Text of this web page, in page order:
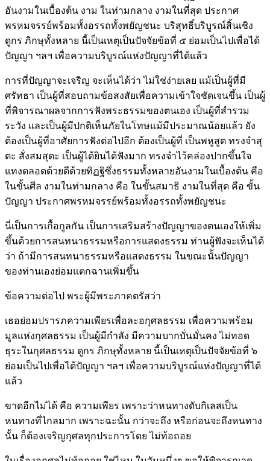
อันงามในเบื้องต้น งาม ในท่ามกลาง งามในที่สุด ประกาศ
พรหมจรรย์พร้อมทั้งอรรถทั้งพยัญชนะ บริสุทธิ์บริบูรณ์สิ้นเชิง
ดูกร ภิกษุทั้งหลาย นี้เป็นเหตุเป็นปัจจัยข้อที่ ๕ ย่อมเป็นไปเพื่อได้
ปัญญา ฯลฯ เพื่อความบริบูรณ์แห่งปัญญาที่ได้แล้ว
การที่ปัญญาจะเจริญ จะเห็นได้ว่า ไม่ใช่ง่ายเลย แม้เป็นผู้ที่มี
ศรัทธา เป็นผู้ที่สอบถามข้อสงสัยเพื่อความเข้าใจชัดเจนขึ้น เป็นผู้
ที่พิจารณาผลจากการฟังพระธรรมของตนเอง เป็นผู้ที่สำรวม
ระวัง และเป็นผู้มีปกติเห็นภัยในโทษแม้มีประมาณน้อยแล้ว ยัง
ต้องเป็นผู้ที่อาศัยการฟังต่อไปอีก ต้องเป็นผู้ที่ เป็นพหูสูต ทรงจำสุ
ตะ สั่งสมสุตะ เป็นผู้ได้ยินได้ฟังมาก ทรงจำไว้คล่องปากขึ้นใจ
แทงตลอดด้วยดีด้วยทิฏฐิซึ่งธรรมทั้งหลายอันงามในเบื้องต้น คือ
ในขั้นศีล งามในท่ามกลาง คือ ในขั้นสมาธิ งามในที่สุด คือ ขั้น
ปัญญา ประกาศพรหมจรรย์พร้อมทั้งอรรถทั้งพยัญชนะ
นี่เป็นการเกื้อกูลกัน เป็นการเสริมสร้างปัญญาของตนเองให้เพิ่ม
ขึ้นด้วยการสนทนาธรรมหรือการแสดงธรรม ท่านผู้ฟังจะเห็นได้
ว่า ถ้ามีการสนทนาธรรมหรือแสดงธรรม ในขณะนั้นปัญญา
ของท่านเองย่อมแตกฉานเพิ่มขึ้น
ข้อความต่อไป พระผู้มีพระภาคตรัสว่า
เธอย่อมปรารภความเพียรเพื่อละอกุศลธรรม เพื่อความพร้อม
มูลแห่งกุศลธรรม เป็นผู้มีกำลัง มีความบากบั่นมั่นคง ไม่ทอด
ธุระในกุศลธรรม ดูกร ภิกษุทั้งหลาย นี้เป็นเหตุเป็นปัจจัยข้อที่ ๖
ย่อมเป็นไปเพื่อได้ปัญญา ฯลฯ เพื่อความบริบูรณ์แห่งปัญญาที่ได้
แล้ว
ขาดอีกไม่ได้ คือ ความเพียร เพราะว่าหนทางดับกิเลสเป็น
หนทางที่ไกลมาก เพราะฉะนั้น กว่าจะถึง หรือก่อนจะถึงหนทาง
นั้น ก็ต้องเจริญกุศลทุกประการโดย ไม่ท้อถอย